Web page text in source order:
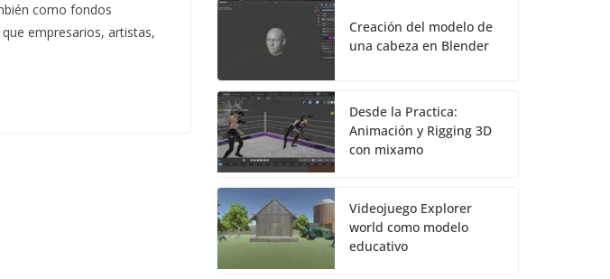
como fondos
empresarios, artistas,
Creación del modelo de
una cabeza en Blender
Desde la Practica:
Animación y Rigging 3D
con mixamo
Videojuego Explorer
world como modelo
educativo